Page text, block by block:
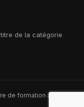
de la catégorie
de formation à la